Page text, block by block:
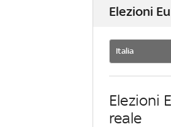
Elezioni
Italia
Elezioni
reale